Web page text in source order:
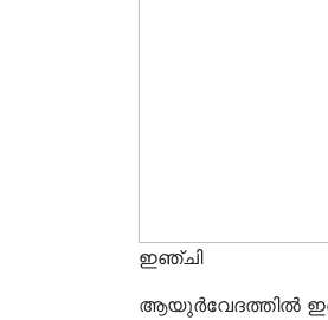
ഇഞ്ചി
ആയുർവേദത്തിൽ